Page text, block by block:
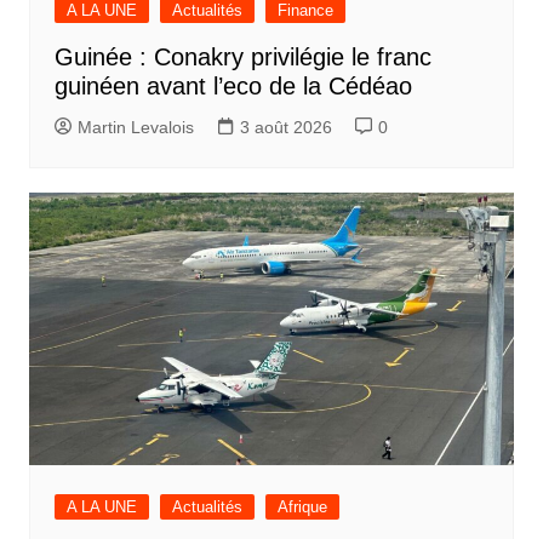
A LA UNE Actualités Finance
Guinée : Conakry privilégie le franc
guinéen avant l’eco de la Cédéao
Martin Levalois 3 août 2026 0
A LA UNE Actualités Afrique